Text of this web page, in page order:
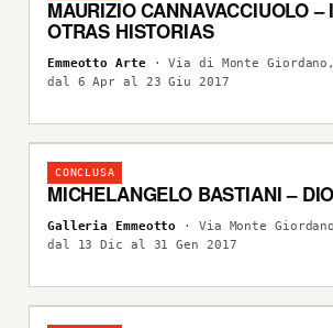
MAURIZIO CANNAVACCIUOLO –
OTRAS HISTORIAS
Emmeotto Arte· Via di Monte Giordano,
dal 6 Apr al 23 Giu 2017
CONCLUSA
MICHELANGELO BASTIANI –
Galleria Emmeotto · Via Monte
dal 13 Dic al 31 Gen 2017